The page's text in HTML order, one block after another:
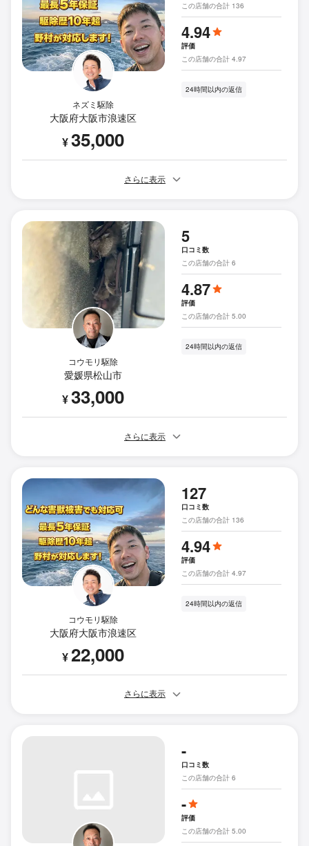
ネズミ駆除
大阪府大阪市浪速区
¥35,000
この店舗の合計 136
4.94
評価
この店舗の合計 4.97
24時間以内の返信
さらに表示
コウモリ駆除
愛媛県松山市
¥33,000
5
口コミ数
この店舗の合計 6
4.87
評価
この店舗の合計 5.00
24時間以内の返信
さらに表示
コウモリ駆除
大阪府大阪市浪速区
¥22,000
127
口コミ数
この店舗の合計 136
4.94
評価
この店舗の合計 4.97
24時間以内の返信
さらに表示
-
口コミ数
この店舗の合計 6
-
評価
この店舗の合計 5.00